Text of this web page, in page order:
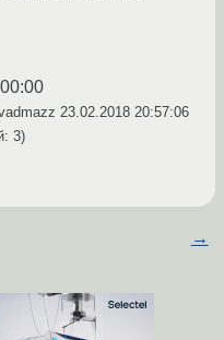
23.02.2018 20:57:06
3)
→